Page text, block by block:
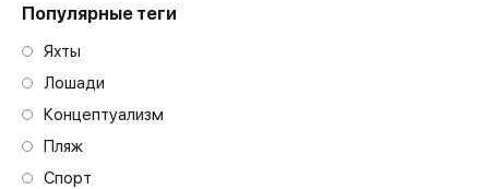
Популярные теги
Яхты
Лошади
Концептуализм
Пляж
Спорт